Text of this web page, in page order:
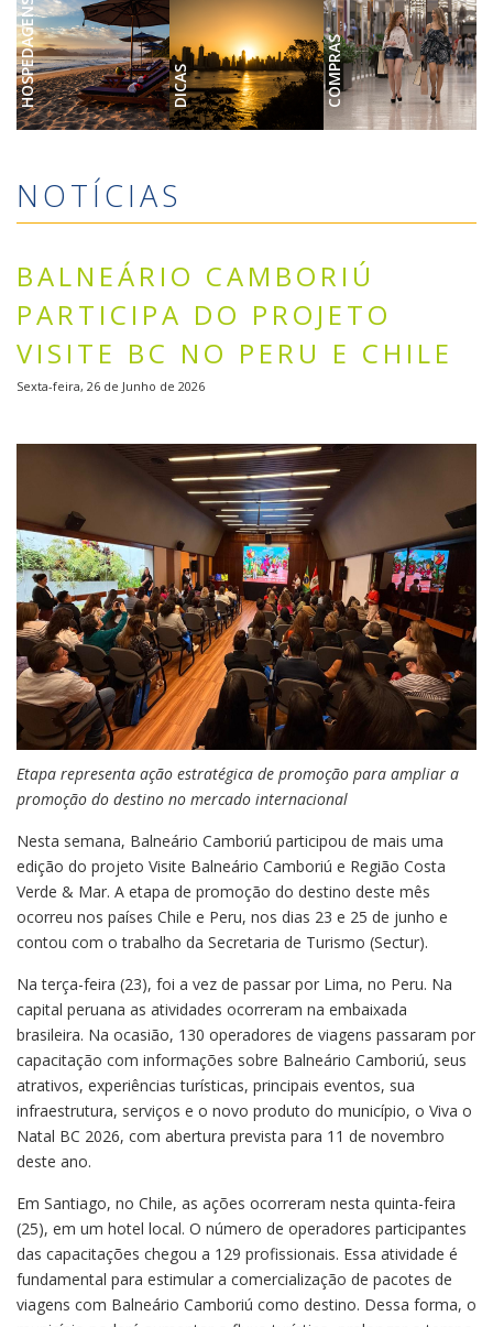
HOSPEDAGENS DICAS COMPRAS
NOTÍCIAS
BALNEÁRIO CAMBORIÚ
PARTICIPA DO PROJETO
VISITE BC NO PERU E CHILE
Sexta-feira, 26 de Junho de 2026
Etapa representa ação estratégica de promoção para ampliar a
promoção do destino no mercado internacional
Nesta semana, Balneário Camboriú participou de mais uma
edição do projeto Visite Balneário Camboriú e Região Costa
Verde & Mar. A etapa de promoção do destino deste mês
ocorreu nos países Chile e Peru, nos dias 23 e 25 de junho e
contou com o trabalho da Secretaria de Turismo (Sectur).
Na terça-feira (23), foi a vez de passar por Lima, no Peru. Na
capital peruana as atividades ocorreram na embaixada
brasileira. Na ocasião, 130 operadores de viagens passaram por
capacitação com informações sobre Balneário Camboriú, seus
atrativos, experiências turísticas, principais eventos, sua
infraestrutura, serviços e o novo produto do município, o Viva o
Natal BC 2026, com abertura prevista para 11 de novembro
deste ano.
Em Santiago, no Chile, as ações ocorreram nesta quinta-feira
(25), em um hotel local. O número de operadores participantes
das capacitações chegou a 129 profissionais. Essa atividade é
fundamental para estimular a comercialização de pacotes de
viagens com Balneário Camboriú como destino. Dessa forma, o